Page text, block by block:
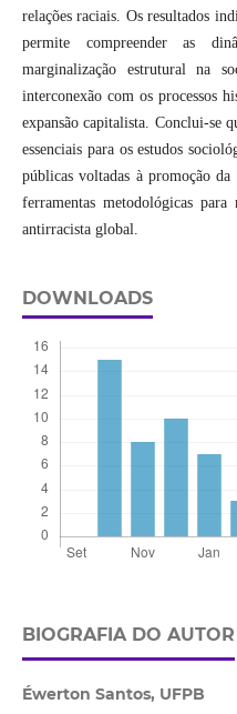
relações raciais. Os resultados
permite compreender as
marginalização estrutural na
interconexão com os processos
expansão capitalista. Conclui-se
essenciais para os estudos
públicas voltadas à promoção
ferramentas metodológicas
antirracista global.
DOWNLOADS
BIOGRAFIA DO AUTOR
Éwerton Santos, UFPB